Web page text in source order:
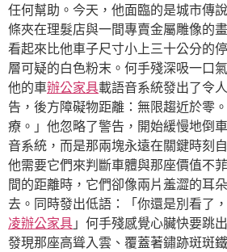
任何幫助。今天，他面臨的是城市傳
條夾在理髮店與一間專賣金屬雕像的
看起來比他車子尺寸小上三十公分的
層可疑的白色粉末。何手殘深吸一口
他的車辦公家具載語音系統發出了令
告，後方障礙物距離：無限趨近於零
療。」他忽略了警告，開始緩慢地倒
音系統，而是那兩塊永遠在關鍵時刻
他需要它們來判斷車體與那座價值不
間的距離時，它們卻像兩片羞澀的耳
去。同時發出低語：「你還是別看了
凌辦公家具 」何手殘感覺心臟快要跳
發現那座高聳入雲、覆蓋著鏽跡斑斑